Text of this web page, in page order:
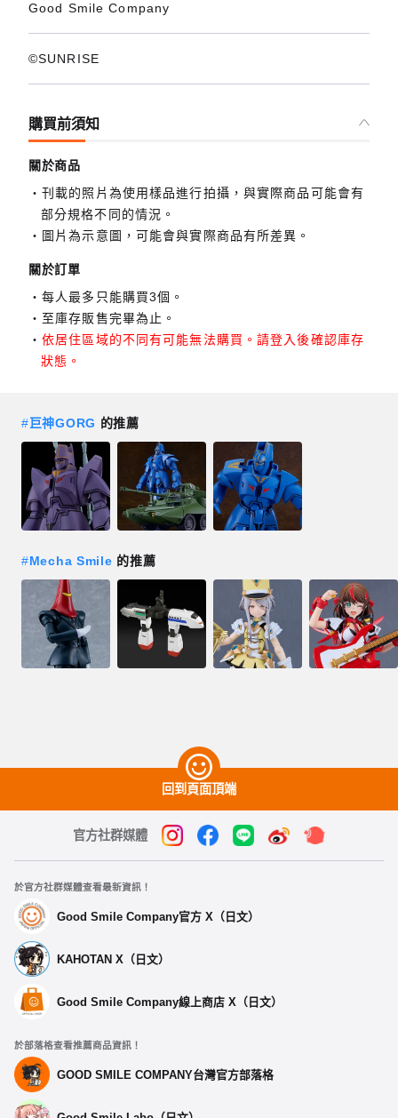
Good Smile Company
©SUNRISE
購買前須知
關於商品
刊載的照片為使用樣品進行拍攝，與實際商品可能會有
部分規格不同的情況。
圖片為示意圖，可能會與實際商品有所差異。
關於訂單
每人最多只能購買3個。
至庫存販售完畢為止。
依居住區域的不同有可能無法購買。請登入後確認庫存
狀態。
#巨神GORG 的推薦
#Mecha Smile 的推薦
回到頁面頂端
官方社群媒體
於官方社群媒體查看最新資訊！
Good Smile Company官方 X（日文）
KAHOTAN X（日文）
Good Smile Company線上商店 X（日文）
於部落格查看推薦商品資訊！
GOOD SMILE COMPANY台灣官方部落格